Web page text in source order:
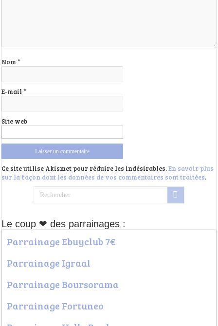
Nom*
E-mail*
Site web
Ce site utilise Akismet pour réduire les indésirables.En savoir plus
sur la façon dont les données de vos commentaires sont traitées.
Le coup ❤ des parrainages :
Parrainage Ebuyclub 7€
Parrainage Igraal
Parrainage Boursorama
Parrainage Fortuneo